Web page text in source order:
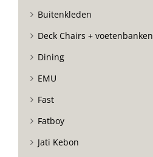
Buitenkleden
Deck Chairs + voetenbanken
Dining
EMU
Fast
Fatboy
Jati Kebon